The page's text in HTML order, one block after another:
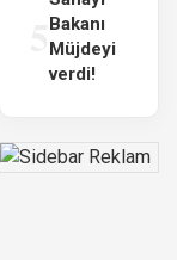
Bakanı
Müjdeyi
verdi!